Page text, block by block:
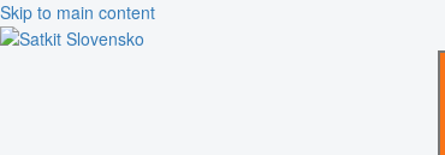
Skip to main content